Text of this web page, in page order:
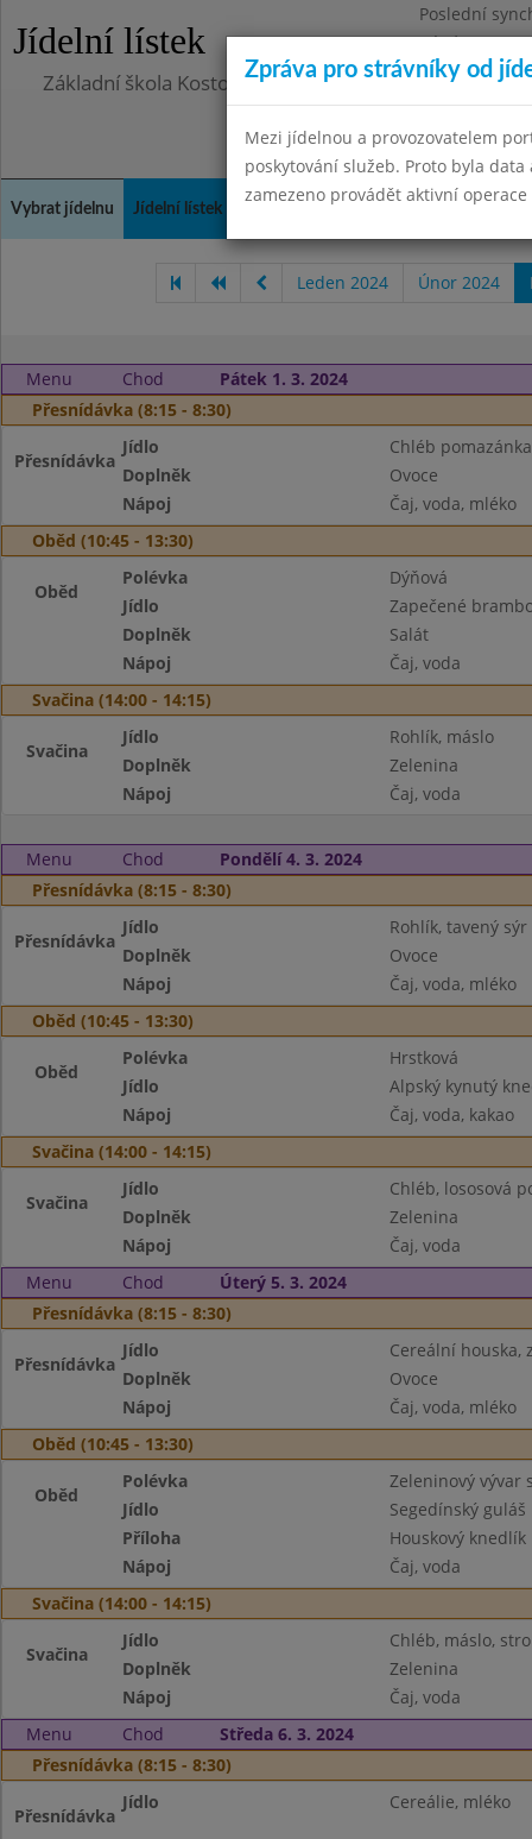
Jídelní lístek
Poslední
Pátek
Základní škola Kostomlaty nad Labem, příspěvková
Vybrat jídelnu Jídelní lístek Kontakty a informace
Leden 2024 Únor 2024
Menu Chod
Pátek 1. 3. 2024
Přesnídávka (8:15 - 8:30)
Přesnídávka
Jídlo
Chléb
Doplněk
Ovoce
Nápoj
Čaj, voda, mléko
Oběd (10:45 - 13:30)
Oběd
Polévka
Dýňová
Jídlo
Zapečené
Doplněk
Salát
Nápoj
Čaj, voda
Svačina (14:00 - 14:15)
Svačina
Jídlo
Rohlík, máslo
Doplněk
Zelenina
Nápoj
Čaj, voda
Menu Chod
Pondělí 4. 3. 2024
Přesnídávka (8:15 - 8:30)
Přesnídávka
Jídlo
Rohlík, tavený sýr
Doplněk
Ovoce
Nápoj
Čaj, voda, mléko
Oběd (10:45 - 13:30)
Oběd
Polévka
Hrstková
Jídlo
Alpský kynutý
Nápoj
Čaj, voda, kakao
Svačina (14:00 - 14:15)
Svačina
Jídlo
Chléb, lososová
Doplněk
Zelenina
Nápoj
Čaj, voda
Menu
Chod
Úterý 5. 3. 2024
Přesnídávka (8:15 - 8:30)
Přesnídávka
Jídlo
Cereální houska,
Doplněk
Ovoce
Nápoj
Čaj, voda, mléko
Oběd (10:45 - 13:30)
Oběd
Polévka
Zeleninový vývar
Jídlo
Segedínský guláš
Příloha
Houskový knedlík
Nápoj
Čaj, voda
Svačina (14:00 - 14:15)
Svačina
Jídlo
Chléb, máslo,
Doplněk
Zelenina
Nápoj
Čaj, voda
Menu
Chod
Středa 6. 3. 2024
Přesnídávka (8:15 - 8:30)
Přesnídávka
Jídlo Cereálie, mléko
Zpráva pro strávníky od
Mezi jídelnou a provozovatelem
poskytování služeb. Proto byla
zamezeno provádět aktivní